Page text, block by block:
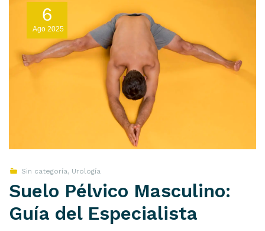
6
Ago 2025
Sin categoría, Urología
Suelo Pélvico Masculino:
Guía del Especialista